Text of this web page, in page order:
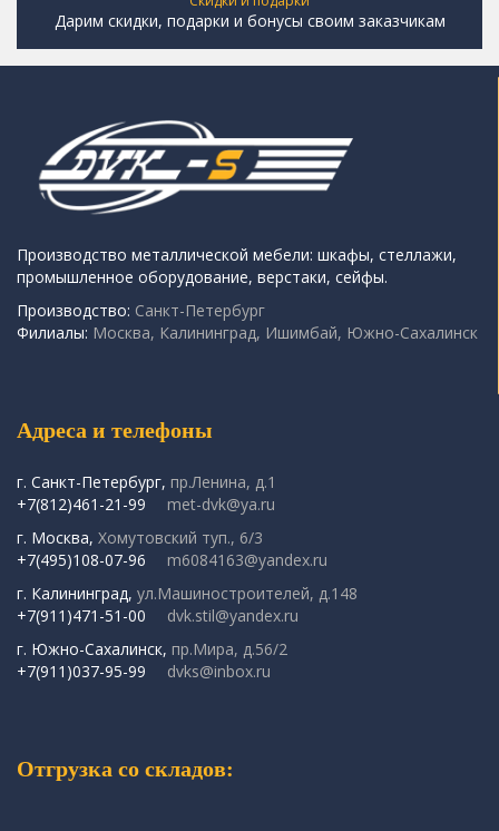
Дарим скидки, подарки и бонусы своим заказчикам
Производство металлической мебели: шкафы, стеллажи,
промышленное оборудование, верстаки, сейфы.
Производство: Санкт-Петербург
Филиалы: Москва, Калининград, Ишимбай, Южно-Сахалинск
Адреса и телефоны
г. Санкт-Петербург, пр.Ленина, д.1
+7(812)461-21-99
met-dvk@ya.ru
г. Москва, Хомутовский туп., 6/3
+7(495)108-07-96
m6084163@yandex.ru
г. Калининград, ул.Машиностроителей, д.148
+7(911)471-51-00
dvk.stil@yandex.ru
г. Южно-Сахалинск, пр.Мира, д.56/2
+7(911)037-95-99
dvks@inbox.ru
Отгрузка со складов: